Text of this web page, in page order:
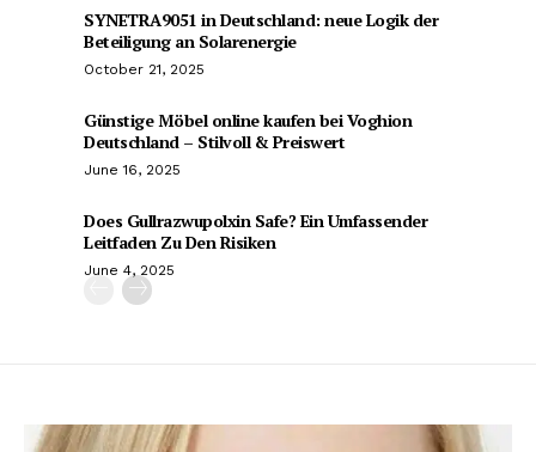
SYNETRA9051 in Deutschland: neue Logik der
Beteiligung an Solarenergie
October 21, 2025
Günstige Möbel online kaufen bei Voghion
Deutschland – Stilvoll & Preiswert
June 16, 2025
Does Gullrazwupolxin Safe? Ein Umfassender
Leitfaden Zu Den Risiken
June 4, 2025